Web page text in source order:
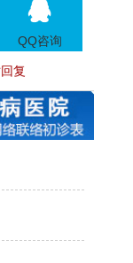
QQ咨询
复